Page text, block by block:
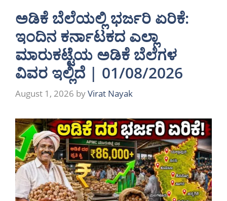
ಅಡಿಕೆ ಬೆಲೆಯಲ್ಲಿ ಭರ್ಜರಿ ಏರಿಕೆ:
ಇಂದಿನ ಕರ್ನಾಟಕದ ಎಲ್ಲಾ
ಮಾರುಕಟ್ಟೆಯ ಅಡಿಕೆ ಬೆಲೆಗಳ
ವಿವರ ಇಲ್ಲಿದೆ | 01/08/2026
August 1, 2026 byVirat Nayak